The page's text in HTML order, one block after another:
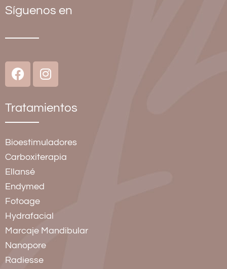
Síguenos en
Tratamientos
Bioestimuladores
Carboxiterapia
Ellansé
Endymed
Fotoage
Hydrafacial
Marcaje Mandibular
Nanopore
Radiesse